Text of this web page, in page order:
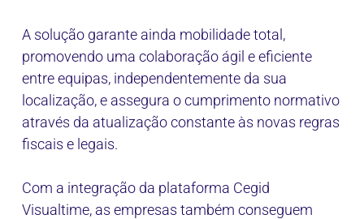
A solução garante ainda mobilidade total,
promovendo uma colaboração ágil e eficiente
entre equipas, independentemente da sua
localização, e assegura o cumprimento normativo
através da atualização constante às novas regras
fiscais e legais.
Com a integração da plataforma Cegid
Visualtime, as empresas também conseguem